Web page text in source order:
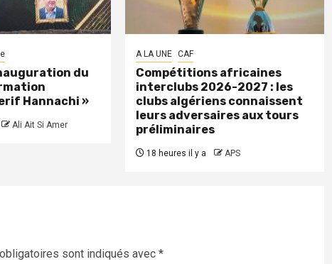
du
Hannachi »
Ali Ait Si Amer
A LA UNE CAF
Compétitions africaines
interclubs 2026-2027 : les
clubs algériens connaissent
leurs adversaires aux tours
préliminaires
18 heures il y a APS
sont indiqués avec *